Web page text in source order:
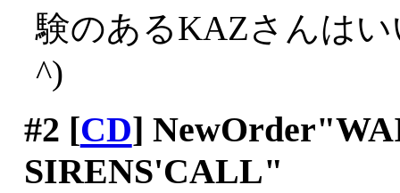
験のあるKAZさんは
^)
#2 [CD]
SIRENS'CALL"